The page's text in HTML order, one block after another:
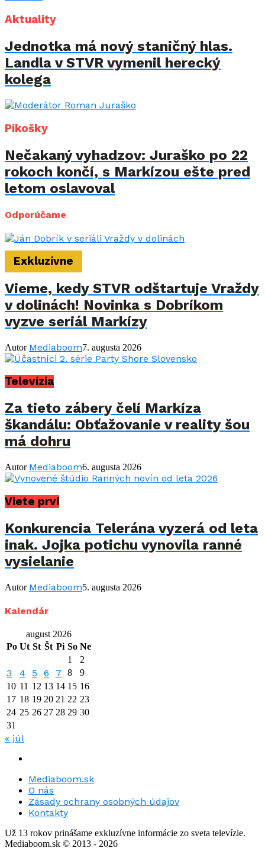
Aktuality
Jednotka má nový staničný hlas.
Landla v STVR vymenil herecký
kolega
Pikošky
Nečakaný vyhadzov: Juraško po 22
rokoch končí, s Markízou ešte pred
letom oslavoval
Odporúčame
Exkluzívne
Vieme, kedy STVR odštartuje Vraždy
v dolinách! Novinka s Dobríkom
vyzve seriál Markízy
Autor Mediaboom7. augusta 2026
Televízia
Za tieto zábery čelí Markíza
škandálu: Obťažovanie v reality šou
má dohru
Autor Mediaboom6. augusta 2026
Viete prví
Konkurencia Telerána vyzerá od leta
inak. Jojka potichu vynovila ranné
vysielanie
Autor Mediaboom5. augusta 2026
Kalendár
august 2026
Po Ut St Št Pi So Ne
1
2
3 4 5 6 7 8
9
10 11 12 13 14 15 16
17 18 19 20 21 22 23
24 25 26 27 28 29 30
31
« júl
Mediaboom.sk
O nás
Zásady ochrany osobných údajov
Kontakty
Už 13 rokov prinášame exkluzívne informácie zo sveta televízie.
Mediaboom.sk © 2013 - 2026